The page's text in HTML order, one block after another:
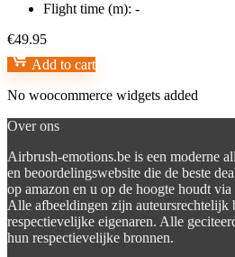
Flight time (m): -
€49.95
Add to cart
No woocommerce widgets added
Over ons
Airbrush-emotions.be is een moderne
en beoordelingswebsite die de beste
op amazon en u op de hoogte houdt
Alle afbeeldingen zijn auteursrechtelijk
respectievelijke eigenaren. Alle
hun respectievelijke bronnen.